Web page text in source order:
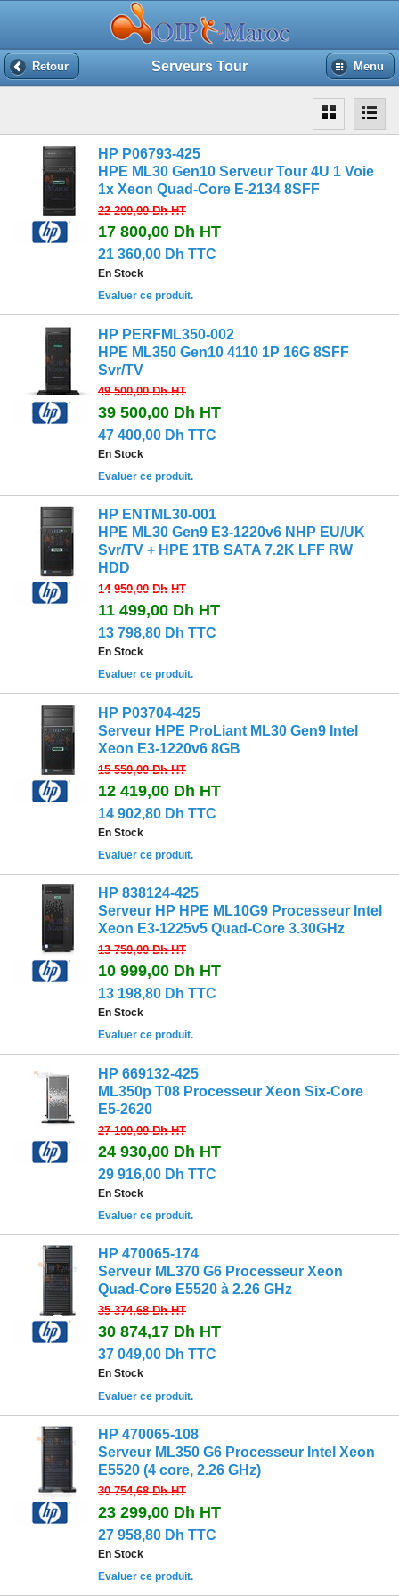
Retour Serveurs Tour Menu
HP P06793-425
HPE ML30 Gen10 Serveur Tour 4U 1 Voie
1x Xeon Quad-Core E-2134 8SFF
22 200,00 DhHT
17 800,00 Dh HT
21 360,00 Dh TTC
En Stock
Evaluer ce produit.
HP PERFML350-002
HPE ML350 Gen10 4110 1P 16G 8SFF
Svr/TV
49 500,00 DhHT
39 500,00 Dh HT
47 400,00 Dh TTC
En Stock
Evaluer ce produit.
HP ENTML30-001
HPE ML30 Gen9 E3-1220v6 NHP EU/UK
Svr/TV + HPE 1TB SATA 7.2K LFF RW
HDD
14 950,00 DhHT
11 499,00 Dh HT
13 798,80 Dh TTC
En Stock
Evaluer ce produit.
HP P03704-425
Serveur HPE ProLiant ML30 Gen9 Intel
Xeon E3-1220v6 8GB
15 550,00 DhHT
12 419,00 Dh HT
14 902,80 Dh TTC
En Stock
Evaluer ce produit.
HP 838124-425
Serveur HP HPE ML10G9 Processeur Intel
Xeon E3-1225v5 Quad-Core 3.30GHz
13 750,00 DhHT
10 999,00 Dh HT
13 198,80 Dh TTC
En Stock
Evaluer ce produit.
HP 669132-425
ML350p T08 Processeur Xeon Six-Core
E5-2620
27 100,00 DhHT
24 930,00 Dh HT
29 916,00 Dh TTC
En Stock
Evaluer ce produit.
HP 470065-174
Serveur ML370 G6 Processeur Xeon
Quad-Core E5520 à 2.26 GHz
35 374,68 DhHT
30 874,17 Dh HT
37 049,00 Dh TTC
En Stock
Evaluer ce produit.
HP 470065-108
Serveur ML350 G6 Processeur Intel Xeon
E5520 (4 core, 2.26 GHz)
30 754,68 DhHT
23 299,00 Dh HT
27 958,80 Dh TTC
En Stock
Evaluer ce produit.